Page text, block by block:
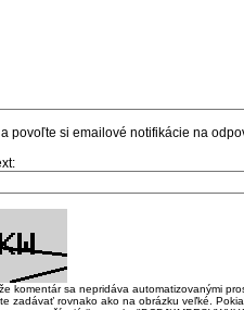
a povoľte si emailové notifikácie na
komentár sa nepridáva automatizovanými
zadávať rovnako ako na obrázku veľké.